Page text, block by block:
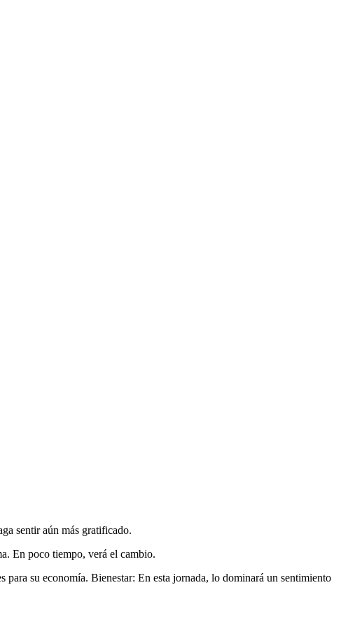
sentir aún más gratificado.
En poco tiempo, verá el cambio.
para su economía. Bienestar: En esta jornada, lo dominará un sentimiento